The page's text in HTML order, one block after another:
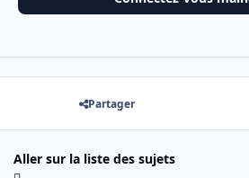
Partager
Aller sur la liste des sujets